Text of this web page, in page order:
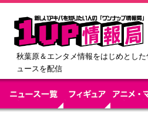
秋葉原＆エンタメ情報をはじめとした
ュースを配信